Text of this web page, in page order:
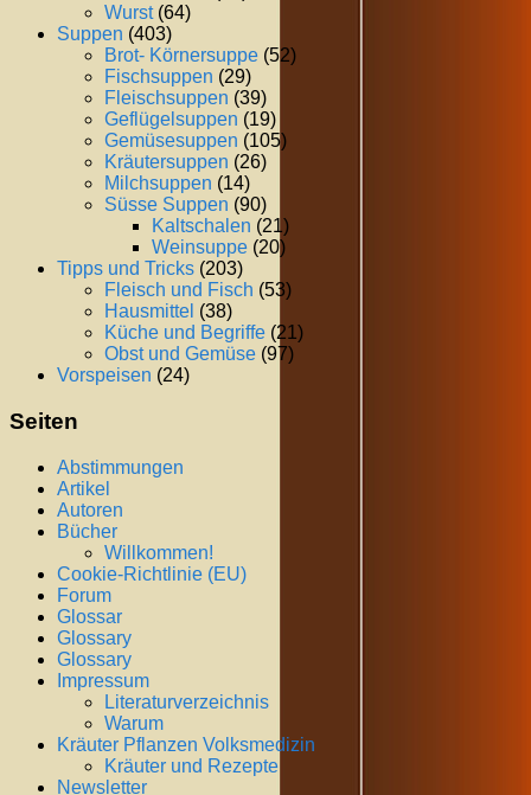
Wurst(64)
Suppen (403)
Brot- Körnersuppe (52)
Fischsuppen (29)
Fleischsuppen (39)
Geflügelsuppen (19)
Gemüsesuppen (105)
Kräutersuppen (26)
Milchsuppen (14)
Süsse Suppen (90)
Kaltschalen (21)
Weinsuppe (20)
Tipps und Tricks (203)
Fleisch und Fisch (53)
Hausmittel (38)
Küche und Begriffe (21)
Obst und Gemüse (97)
Vorspeisen (24)
Seiten
Abstimmungen
Artikel
Autoren
Bücher
Willkommen!
Cookie-Richtlinie (EU)
Forum
Glossar
Glossary
Glossary
Impressum
Literaturverzeichnis
Warum
Kräuter Pflanzen Volksmedizin
Kräuter und Rezepte
Newsletter